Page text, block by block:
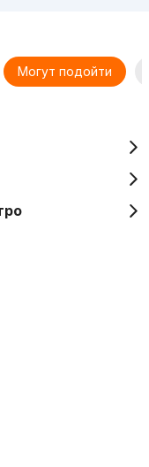
Могут подойти